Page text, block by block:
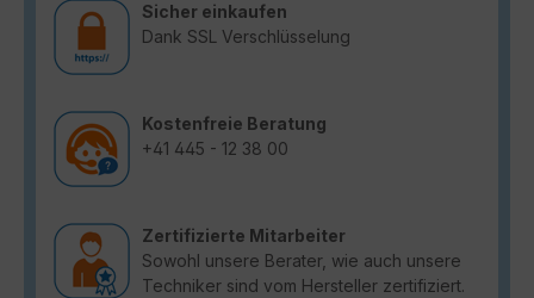
Sicher einkaufen
Dank SSL Verschlüsselung
Kostenfreie Beratung
+41 445 - 12 38 00
Zertifizierte Mitarbeiter
Sowohl unsere Berater, wie auch unsere
Techniker sind vom Hersteller zertifiziert.